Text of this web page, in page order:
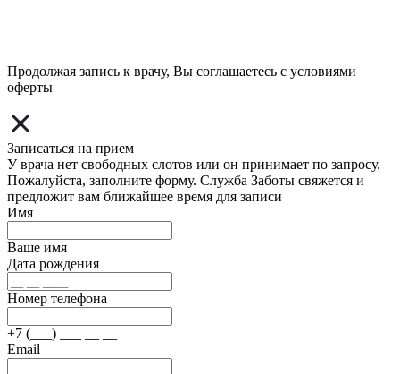
Продолжая запись к врачу, Вы соглашаетесь с условиями
оферты
Записаться на прием
У врача нет свободных слотов или он принимает по запросу.
Пожалуйста, заполните форму. Служба Заботы свяжется и
предложит вам ближайшее время для записи
Имя
Ваше имя
Дата рождения
Номер телефона
+7 (___) ___ __ __
Email